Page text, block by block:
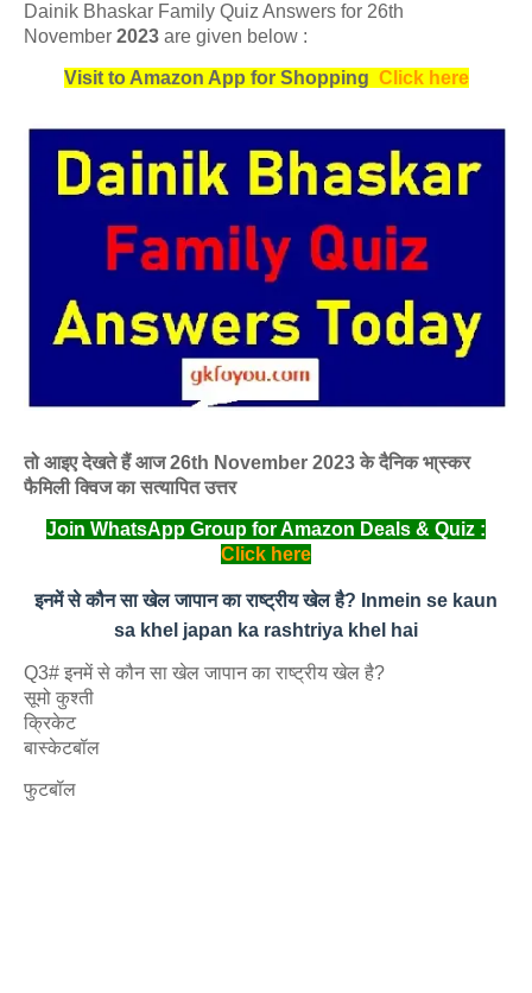
Dainik Bhaskar Family Quiz Answers for 26th
November 2023 are given below :
Visit to Amazon App for Shopping Click here
तो आइए देखते हैं आज 26th November 2023 के दैनिक भा्स्‍कर
फैमिली क्विज का सत्यापित उत्तर
Join WhatsApp Group for Amazon Deals & Quiz :
Click here
इनमें से कौन सा खेल जापान का राष्ट्रीय खेल है? Inmein se kaun
sa khel japan ka rashtriya khel hai
Q3# इनमें से कौन सा खेल जापान का राष्ट्रीय खेल है?
सूमो कुश्ती
क्रिकेट
बास्केटबॉल
फुटबॉल